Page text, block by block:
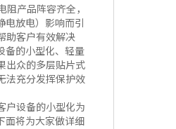
产品阵容齐全，
电放电）影响而引
助客户有效解决
备的小型化、轻量
出众的多层贴片式
法充分发挥保护效
户设备的小型化为
面将为大家做详细